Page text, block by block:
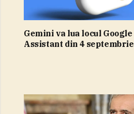
Gemini va lua locul Google
Assistant din 4 septembrie